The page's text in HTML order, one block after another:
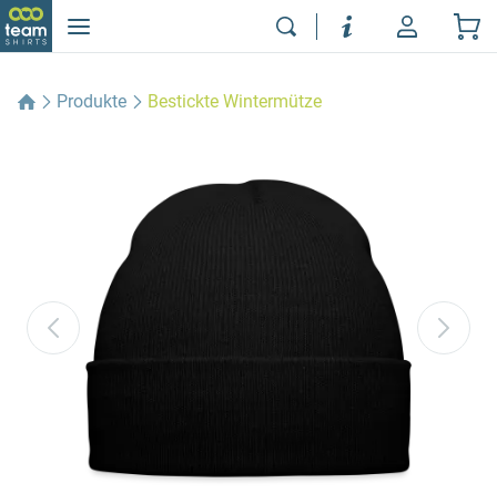
Produkte Bestickte Wintermütze